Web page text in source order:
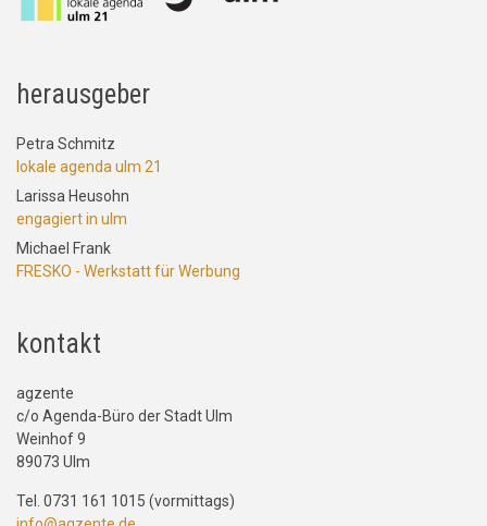
herausgeber
Petra Schmitz
lokale agenda ulm 21
Larissa Heusohn
engagiert in ulm
Michael Frank
FRESKO - Werkstatt für Werbung
kontakt
agzente
c/o Agenda-Büro der Stadt Ulm
Weinhof 9
89073 Ulm
Tel. 0731 161 1015 (vormittags)